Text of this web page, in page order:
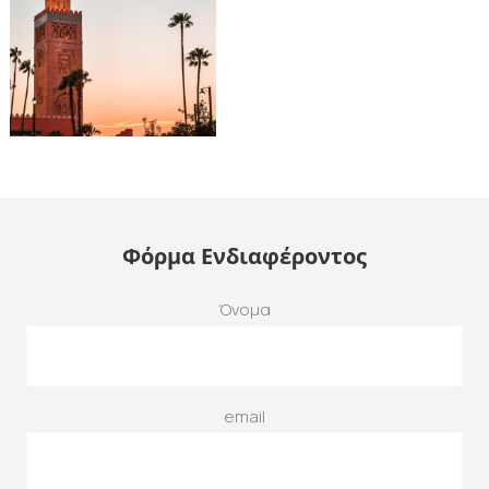
Φόρμα Ενδιαφέροντος
Όνομα
email